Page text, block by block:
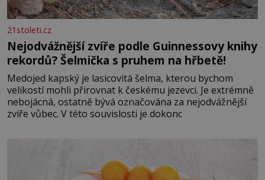
21stoleti.cz
Nejodvážnější zvíře podle Guinnessovy knihy
rekordů? Šelmička s pruhem na hřbetě!
Medojed kapský je lasicovitá šelma, kterou bychom
velikostí mohli přirovnat k českému jezevci. Je extrémně
nebojácná, ostatně bývá označována za nejodvážnější
zvíře vůbec. V této souvislosti je dokonc